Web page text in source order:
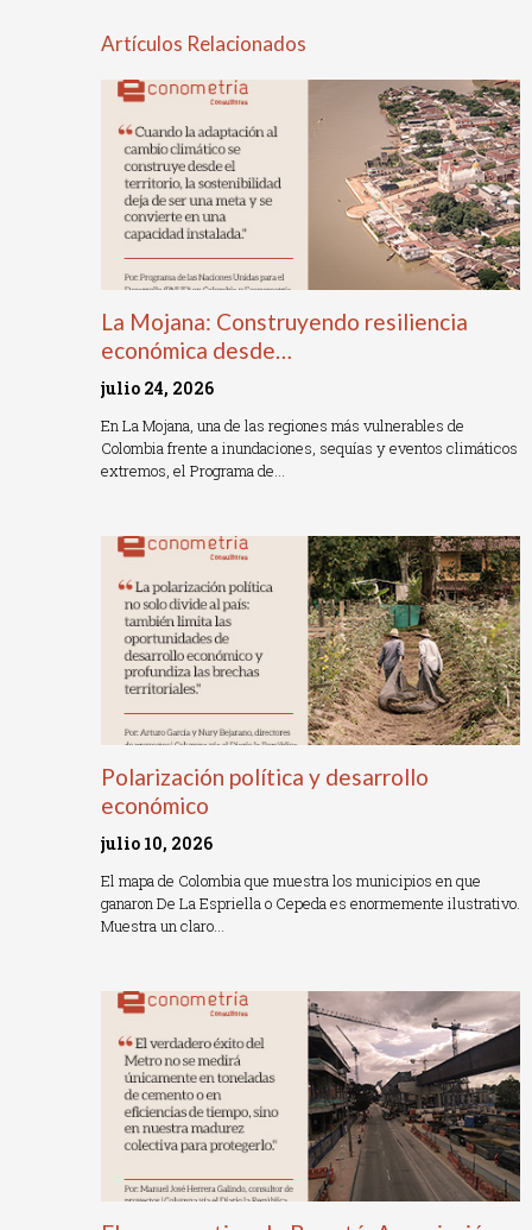
Artículos Relacionados
La Mojana: Construyendo resiliencia
económica desde…
julio 24, 2026
En La Mojana, una de las regiones más vulnerables de
Colombia frente a inundaciones, sequías y eventos climáticos
extremos, el Programa de…
Polarización política y desarrollo
económico
julio 10, 2026
El mapa de Colombia que muestra los municipios en que
ganaron De La Espriella o Cepeda es enormemente ilustrativo.
Muestra un claro…